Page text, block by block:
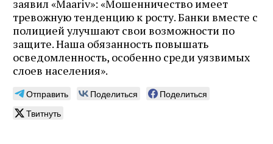
заявил «Maariv»: «Мошенничество имеет
тревожную тенденцию к росту. Банки вместе с
полицией улучшают свои возможности по
защите. Наша обязанность повышать
осведомленность, особенно среди уязвимых
слоев населения».
Отправить Поделиться
Поделиться
Твитнуть